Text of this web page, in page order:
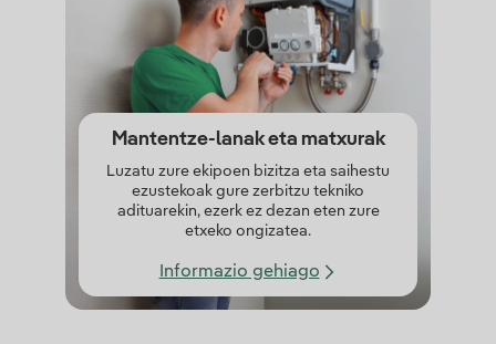
Mantentze-lanak eta matxurak
Luzatu zure ekipoen bizitza eta saihestu
ezustekoak gure zerbitzu tekniko
adituarekin, ezerk ez dezan eten zure
etxeko ongizatea.
Informazio gehiago